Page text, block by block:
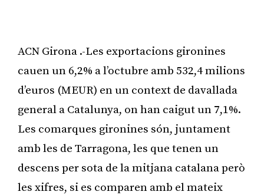
ACN Girona .-Les exportacions gironines
cauen un 6,2% a l’octubre amb 532,4 milions
d’euros (MEUR) en un context de davallada
general a Catalunya, on han caigut un 7,1%.
Les comarques gironines són, juntament
amb les de Tarragona, les que tenen un
descens per sota de la mitjana catalana però
les xifres, si es comparen amb el mateix